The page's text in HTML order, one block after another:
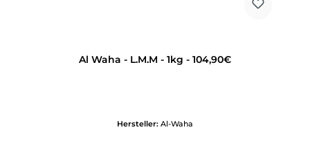
Al Waha - L.M.M - 1kg - 104,90€
Hersteller: Al-Waha